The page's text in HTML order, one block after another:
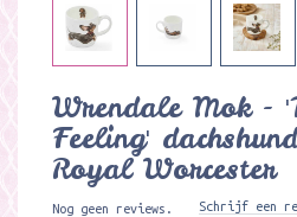
Wrendale Mok -
Feeling'
Royal Worcester
Nog geen reviews. Schrijf een